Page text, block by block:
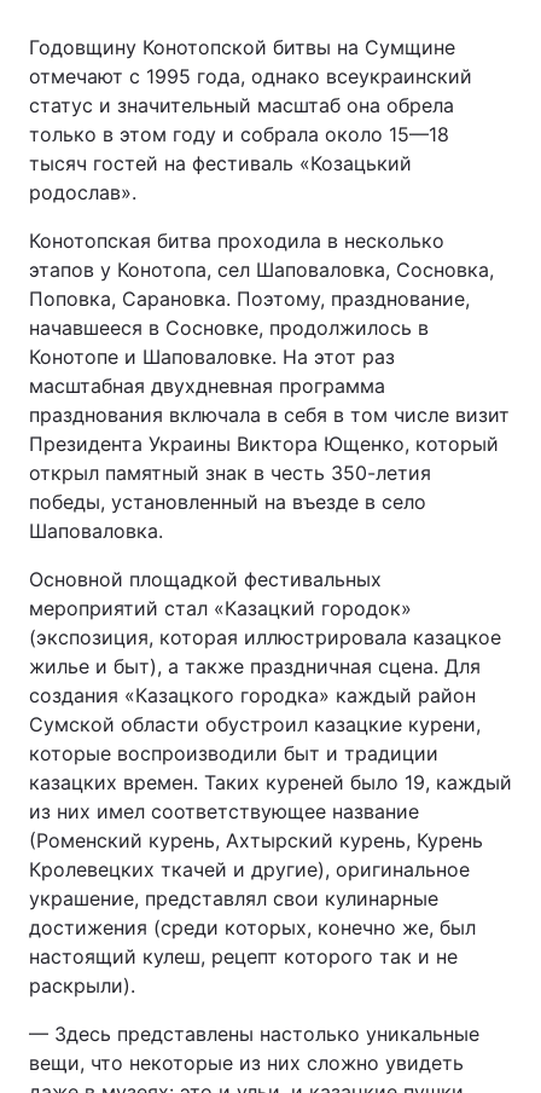
Годовщину Конотопской битвы на Сумщине
отмечают с 1995 года, однако всеукраинский
статус и значительный масштаб она обрела
только в этом году и собрала около 15—18
тысяч гостей на фестиваль «Козацький
родослав».
Конотопская битва проходила в несколько
этапов у Конотопа, сел Шаповаловка, Сосновка,
Поповка, Сарановка. Поэтому, празднование,
начавшееся в Сосновке, продолжилось в
Конотопе и Шаповаловке. На этот раз
масштабная двухдневная программа
празднования включала в себя в том числе визит
Президента Украины Виктора Ющенко, который
открыл памятный знак в честь 350-летия
победы, установленный на въезде в село
Шаповаловка.
Основной площадкой фестивальных
мероприятий стал «Казацкий городок»
(экспозиция, которая иллюстрировала казацкое
жилье и быт), а также праздничная сцена. Для
создания «Казацкого городка» каждый район
Сумской области обустроил казацкие курени,
которые воспроизводили быт и традиции
казацких времен. Таких куреней было 19, каждый
из них имел соответствующее название
(Роменский курень, Ахтырский курень, Курень
Кролевецких ткачей и другие), оригинальное
украшение, представлял свои кулинарные
достижения (среди которых, конечно же, был
настоящий кулеш, рецепт которого так и не
раскрыли).
— Здесь представлены настолько уникальные
вещи, что некоторые из них сложно увидеть